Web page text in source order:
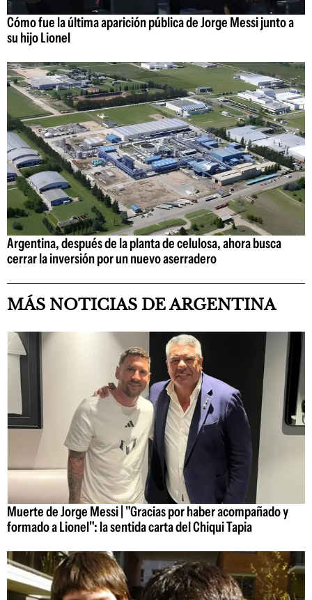
Cómo fue la última aparición pública de Jorge Messi junto a
su hijo Lionel
Argentina, después de la planta de celulosa, ahora busca
cerrar la inversión por un nuevo aserradero
MÁS NOTICIAS DE ARGENTINA
Muerte de Jorge Messi | "Gracias por haber acompañado y
formado a Lionel": la sentida carta del Chiqui Tapia